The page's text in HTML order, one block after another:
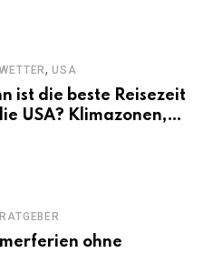
,USA
ist die beste Reisezeit
USA? Klimazonen,
ohne